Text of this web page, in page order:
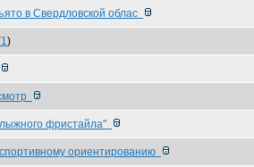
в Свердловской облас
1)
фристайла"
ориентированию